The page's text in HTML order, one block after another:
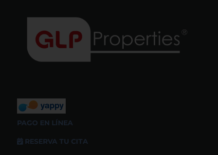
PAGO EN LÍNEA
RESERVA TU CITA